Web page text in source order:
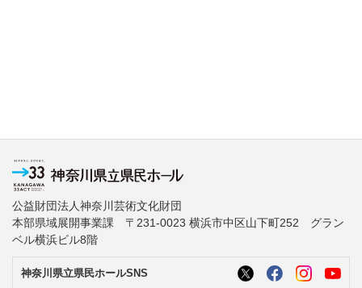
公益財団法人神奈川芸術文化財団
本部県域展開事業課 〒231-0023 横浜市中区山下町252 グラン
ベル横浜ビル8階
神奈川県立県民ホールSNS